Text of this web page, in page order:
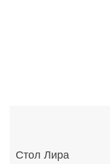
Стол Лира